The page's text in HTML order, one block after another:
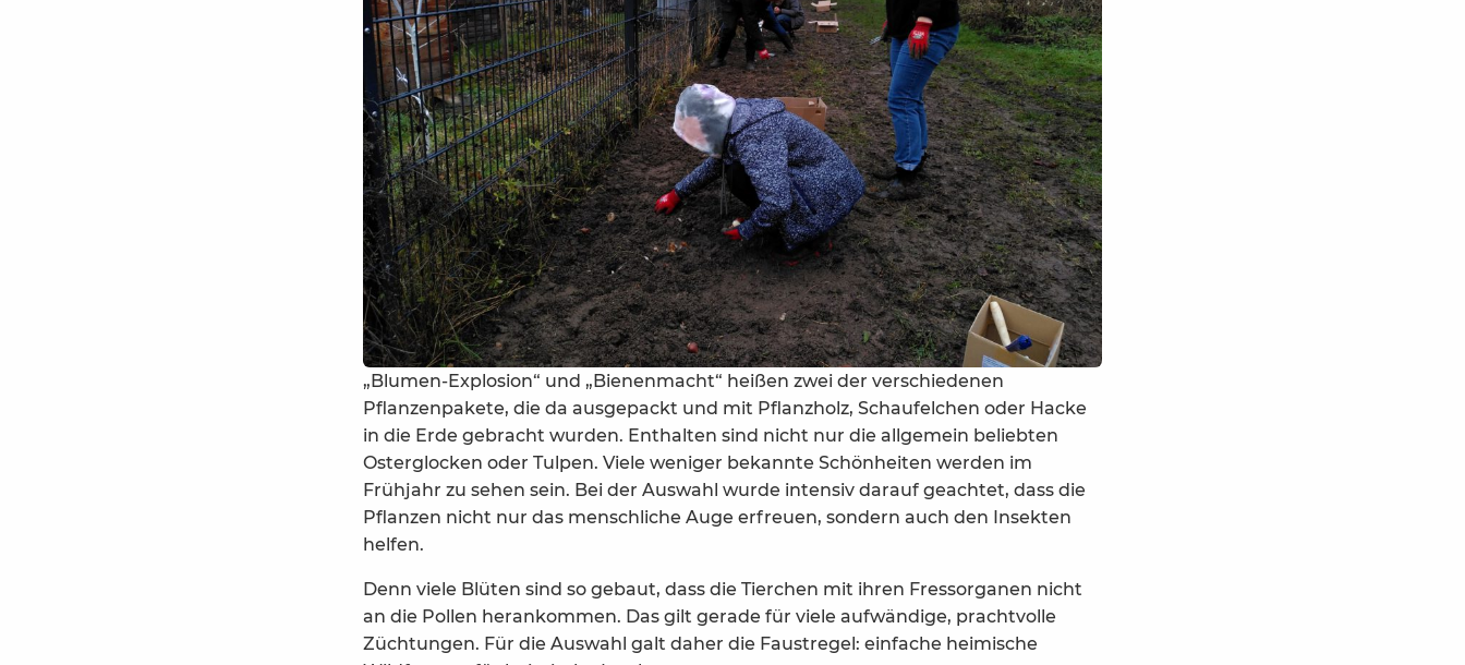
„Blumen-Explosion“ und „Bienenmacht“ heißen zwei der verschiedenen
Pflanzenpakete, die da ausge­packt und mit Pflanzholz, Schaufelchen oder Hacke
in die Erde gebracht wurden. Enthalten sind nicht nur die allgemein beliebten
Osterglocken oder Tulpen. Viele weniger bekannte Schönheiten werden im
Frühjahr zu sehen sein. Bei der Auswahl wurde intensiv darauf geachtet, dass die
Pflanzen nicht nur das menschliche Auge erfreuen, sondern auch den Insekten
helfen.
Denn viele Blüten sind so gebaut, dass die Tierchen mit ihren Fressorganen nicht
an die Pollen herankommen. Das gilt gerade für viele aufwändige, prachtvolle
Züchtungen. Für die Auswahl galt daher die Faustregel: einfache heimische